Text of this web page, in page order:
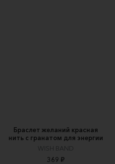
Браслет желаний красная
нить с гранатом для энергии
WISH BAND
369 ₽